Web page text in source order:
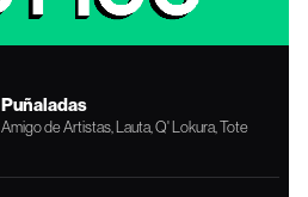
Puñaladas
Amigo de Artistas, Lauta, Q' Lokura, Tote